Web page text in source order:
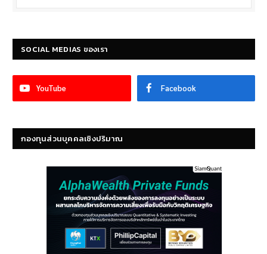
SOCIAL MEDIAS ของเรา
YouTube Facebook
กองทุนส่วนบุคคลเชิงปริมาณ